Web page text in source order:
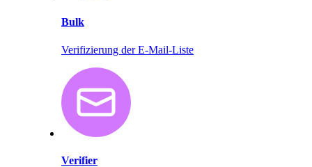
Bulk
Verifizierung der E-Mail-Liste
Verifier